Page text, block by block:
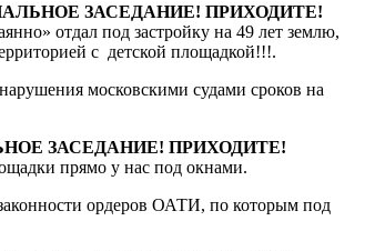
ЗАСЕДАНИЕ! ПРИХОДИТЕ!
отдал под застройку на 49 лет землю,
с детской площадкой!!!.
московскими судами сроков на
ЗАСЕДАНИЕ! ПРИХОДИТЕ!
прямо у нас под окнами.
ордеров ОАТИ, по которым под